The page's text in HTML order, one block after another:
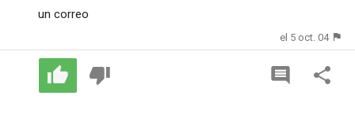
un correo
el 5 oct. 04